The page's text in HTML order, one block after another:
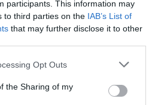
participants. This information may
to third parties on the IAB’s List of
that may further disclose it to other
app uses one or more Google
usage behaviour. You may click to
Google and its third-party tags to
Opt Outs
the Sharing of my